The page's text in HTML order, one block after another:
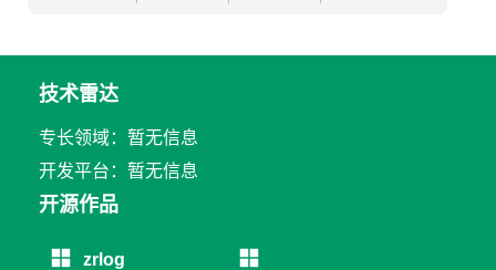
技术雷达
专长领域：暂无信息
开发平台：暂无信息
开源作品
zrlog